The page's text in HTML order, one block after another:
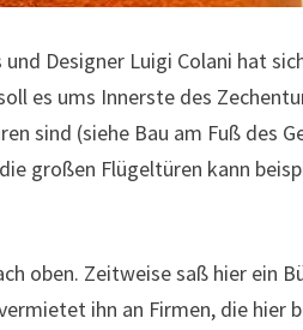
und Designer Luigi Colani hat
es ums Innerste des
sind (siehe Bau am Fuß des
großen Flügeltüren kann
oben. Zeitweise saß hier ein
ihn an Firmen, die hier